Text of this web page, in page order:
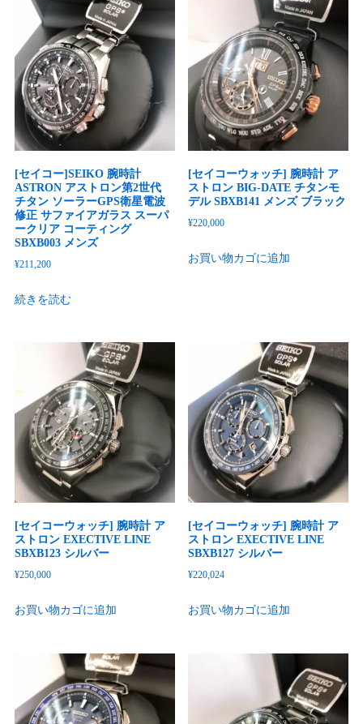
[セイコー]SEIKO 腕時計
ASTRON アストロン第2世代
チタン ソーラーGPS衛星電波
修正 サファイアガラス スーパ
ークリア コーティング
SBXB003 メンズ
¥211,200
続きを読む
[セイコーウォッチ] 腕時計 ア
ストロン BIG-DATE チタンモ
デル SBXB141 メンズ ブラック
¥220,000
お買い物カゴに追加
[セイコーウォッチ] 腕時計 ア
ストロン EXECTIVE LINE
SBXB123 シルバー
¥250,000
お買い物カゴに追加
[セイコーウォッチ] 腕時計 ア
ストロン EXECTIVE LINE
SBXB127 シルバー
¥220,024
お買い物カゴに追加